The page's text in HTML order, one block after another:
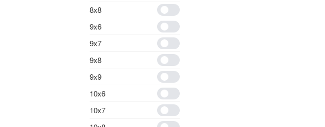
8х8
9x6
9х7
9х8
9х9
10х6
10х7